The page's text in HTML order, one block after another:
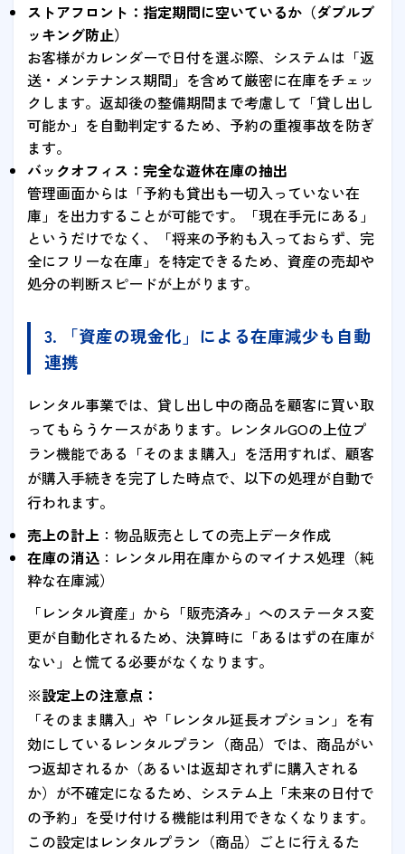
ストアフロント：指定期間に空いているか（ダブルブ
ッキング防止）
お客様がカレンダーで日付を選ぶ際、システムは「返
送・メンテナンス期間」を含めて厳密に在庫をチェッ
クします。返却後の整備期間まで考慮して「貸し出し
可能か」を自動判定するため、予約の重複事故を防ぎ
ます。
バックオフィス：完全な遊休在庫の抽出
管理画面からは「予約も貸出も一切入っていない在
庫」を出力することが可能です。「現在手元にある」
というだけでなく、「将来の予約も入っておらず、完
全にフリーな在庫」を特定できるため、資産の売却や
処分の判断スピードが上がります。
3. 「資産の現金化」による在庫減少も自動
連携
レンタル事業では、貸し出し中の商品を顧客に買い取
ってもらうケースがあります。レンタルGOの上位プ
ラン機能である「そのまま購入」を活用すれば、顧客
が購入手続きを完了した時点で、以下の処理が自動で
行われます。
売上の計上 ：物品販売としての売上データ作成
在庫の消込 ：レンタル用在庫からのマイナス処理（純
粋な在庫減）
「レンタル資産」から「販売済み」へのステータス変
更が自動化されるため、決算時に「あるはずの在庫が
ない」と慌てる必要がなくなります。
※設定上の注意点：
「そのまま購入」や「レンタル延長オプション」を有
効にしているレンタルプラン（商品）では、商品がい
つ返却されるか（あるいは返却されずに購入される
か）が不確定になるため、システム上「未来の日付で
の予約」を受け付ける機能は利用できなくなります。
この設定はレンタルプラン（商品）ごとに行えるた